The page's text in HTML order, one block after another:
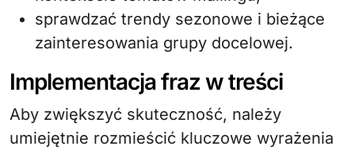
sprawdzać trendy sezonowe i bieżące
zainteresowania grupy docelowej.
Implementacja fraz w treści
Aby zwiększyć skuteczność, należy
umiejętnie rozmieścić kluczowe wyrażenia